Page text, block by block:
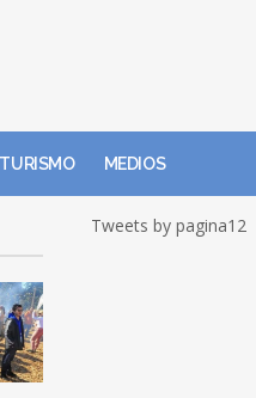
TURISMO MEDIOS
Tweets by pagina12